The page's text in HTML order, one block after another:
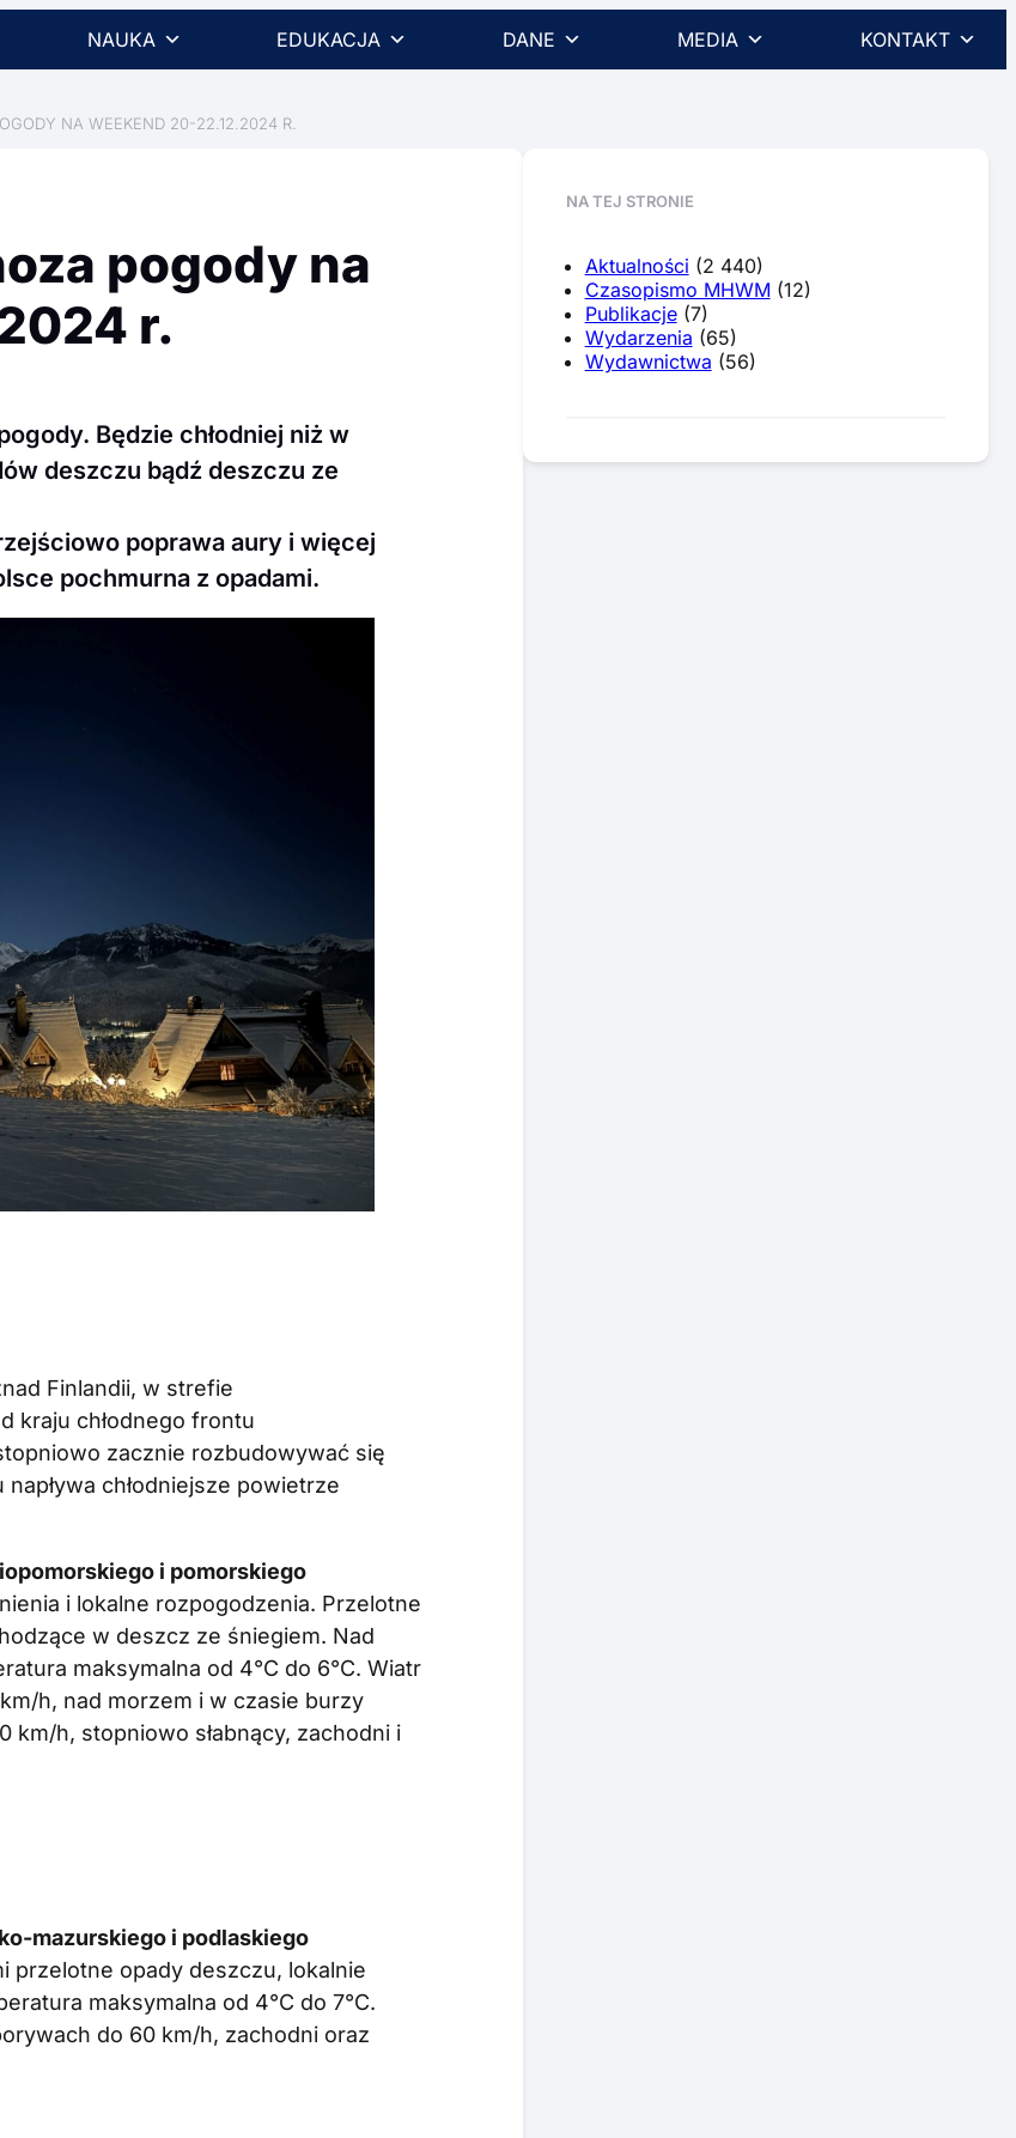
NAUKA EDUKACJA DANE MEDIA KONTAKT
NA WEEKEND 20-22.12.2024 R.
pogody na
r.
Będzie chłodniej niż w
deszczu bądź deszczu ze
poprawa aury i więcej
pochmurna z opadami.
Finlandii, w strefie
kraju chłodnego frontu
zacznie rozbudowywać się
chłodniejsze powietrze
i pomorskiego
i lokalne rozpogodzenia. Przelotne
w deszcz ze śniegiem. Nad
maksymalna od 4°C do 6°C. Wiatr
h, nad morzem i w czasie burzy
km/h, stopniowo słabnący, zachodni i
mazurskiego i podlaskiego
przelotne opady deszczu, lokalnie
maksymalna od 4°C do 7°C.
do 60 km/h, zachodni oraz
NA TEJ STRONIE
Aktualności (2 440)
Czasopismo MHWM (12)
Publikacje(7)
Wydarzenia (65)
Wydawnictwa (56)